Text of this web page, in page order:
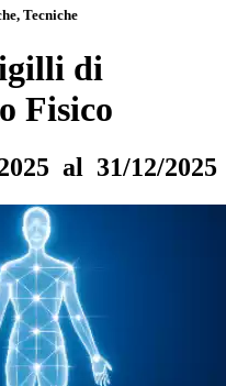
Tecniche
di
Fisico
al 31/12/2025